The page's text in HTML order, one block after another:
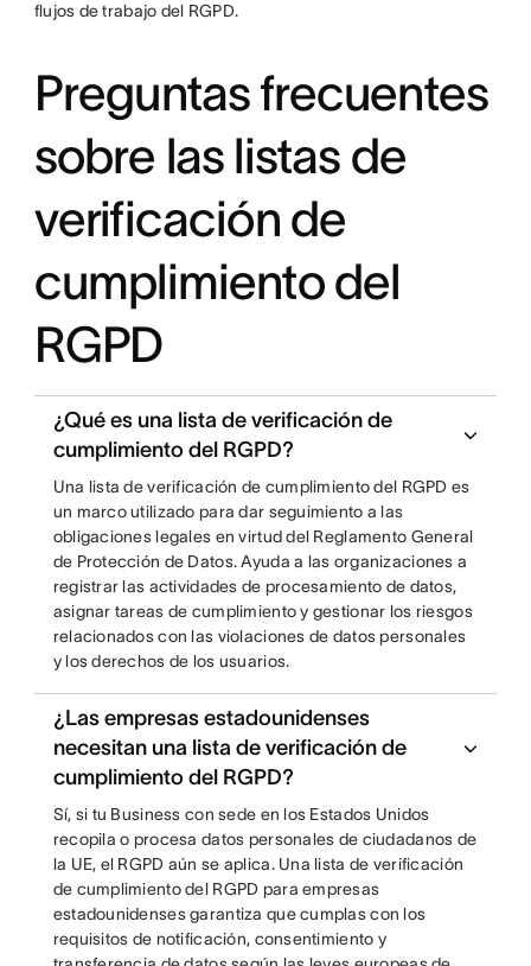
flujos de trabajo del RGPD.
Preguntas frecuentes
sobre las listas de
verificación de
cumplimiento del
RGPD
¿Qué es una lista de verificación de
cumplimiento del RGPD?
Una lista de verificación de cumplimiento del RGPD es
un marco utilizado para dar seguimiento a las
obligaciones legales en virtud del Reglamento General
de Protección de Datos. Ayuda a las organizaciones a
registrar las actividades de procesamiento de datos,
asignar tareas de cumplimiento y gestionar los riesgos
relacionados con las violaciones de datos personales
y los derechos de los usuarios.
¿Las empresas estadounidenses
necesitan una lista de verificación de
cumplimiento del RGPD?
Sí, si tu Business con sede en los Estados Unidos
recopila o procesa datos personales de ciudadanos de
la UE, el RGPD aún se aplica. Una lista de verificación
de cumplimiento del RGPD para empresas
estadounidenses garantiza que cumplas con los
requisitos de notificación, consentimiento y